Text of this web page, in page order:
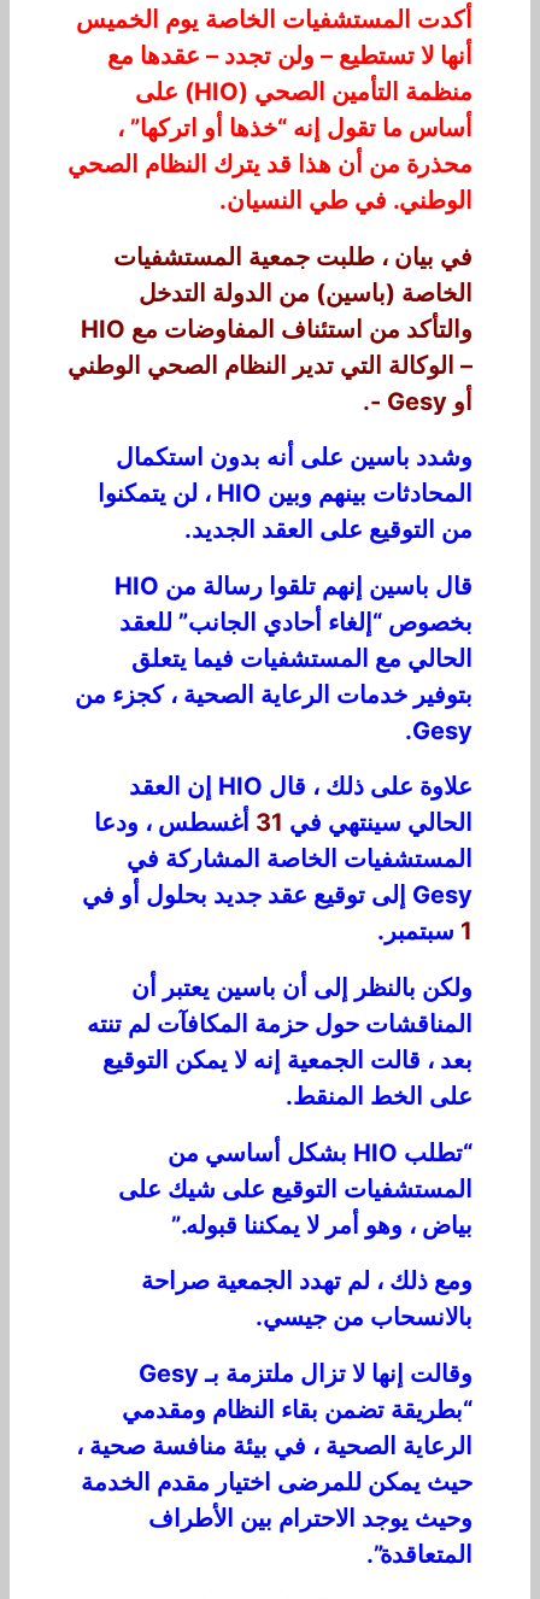
أكدت المستشفيات الخاصة يوم الخميس
أنها لا تستطيع – ولن تجدد – عقدها مع
منظمة التأمين الصحي (HIO) على
أساس ما تقول إنه “خذها أو اتركها” ،
محذرة من أن هذا قد يترك النظام الصحي
الوطني. في طي النسيان.
في بيان ، طلبت جمعية المستشفيات
الخاصة (باسين) من الدولة التدخل
والتأكد من استئناف المفاوضات مع HIO
– الوكالة التي تدير النظام الصحي الوطني
أو Gesy -.
وشدد باسين على أنه بدون استكمال
المحادثات بينهم وبين HIO ، لن يتمكنوا
من التوقيع على العقد الجديد.
قال باسين إنهم تلقوا رسالة من HIO
بخصوص “إلغاء أحادي الجانب” للعقد
الحالي مع المستشفيات فيما يتعلق
بتوفير خدمات الرعاية الصحية ، كجزء من
Gesy.
علاوة على ذلك ، قال HIO إن العقد
الحالي سينتهي في 31 أغسطس ، ودعا
المستشفيات الخاصة المشاركة في
Gesy إلى توقيع عقد جديد بحلول أو في
1 سبتمبر.
ولكن بالنظر إلى أن باسين يعتبر أن
المناقشات حول حزمة المكافآت لم تنته
بعد ، قالت الجمعية إنه لا يمكن التوقيع
على الخط المنقط.
“تطلب HIO بشكل أساسي من
المستشفيات التوقيع على شيك على
بياض ، وهو أمر لا يمكننا قبوله.”
ومع ذلك ، لم تهدد الجمعية صراحة
بالانسحاب من جيسي.
وقالت إنها لا تزال ملتزمة بـ Gesy
“بطريقة تضمن بقاء النظام ومقدمي
الرعاية الصحية ، في بيئة منافسة صحية ،
حيث يمكن للمرضى اختيار مقدم الخدمة
وحيث يوجد الاحترام بين الأطراف
المتعاقدة”.